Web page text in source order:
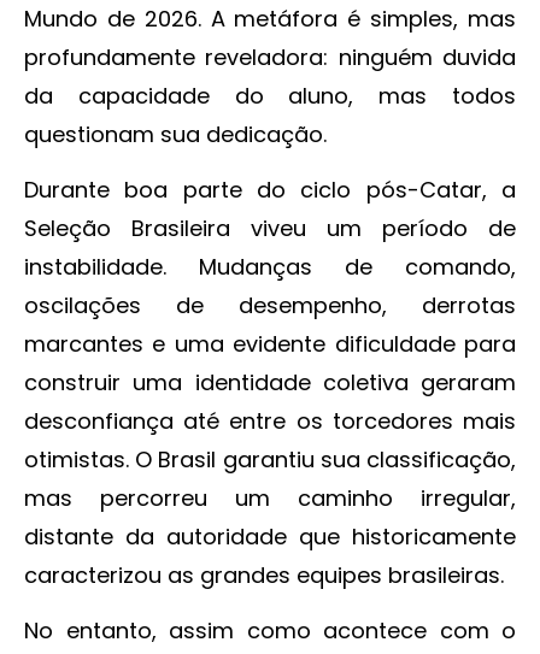
Mundo de 2026. A metáfora é simples, mas
profundamente reveladora: ninguém duvida
da capacidade do aluno, mas todos
questionam sua dedicação.
Durante boa parte do ciclo pós-Catar, a
Seleção Brasileira viveu um período de
instabilidade. Mudanças de comando,
oscilações de desempenho, derrotas
marcantes e uma evidente dificuldade para
construir uma identidade coletiva geraram
desconfiança até entre os torcedores mais
otimistas. O Brasil garantiu sua classificação,
mas percorreu um caminho irregular,
distante da autoridade que historicamente
caracterizou as grandes equipes brasileiras.
No entanto, assim como acontece com o